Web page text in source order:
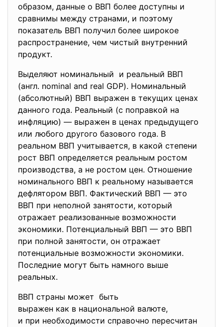
образом, данные о ВВП более доступны и
сравнимы между странами, и поэтому
показатель ВВП получил более широкое
распространение, чем чистый внутренний
продукт.
Выделяют номинальный и реальный ВВП
(англ. nominal and real GDP). Номинальный
(абсолютный) ВВП выражен в текущих ценах
данного года. Реальный (с поправкой на
инфляцию) — выражен в ценах предыдущего
или любого другого базового года. В
реальном ВВП учитывается, в какой степени
рост ВВП определяется реальным ростом
производства, а не ростом цен. Отношение
номинального ВВП к реальному называется
дефлятором ВВП. Фактический ВВП — это
ВВП при неполной занятости, который
отражает реализованные возможности
экономики. Потенциальный ВВП — это ВВП
при полной занятости, он отражает
потенциальные возможности экономики.
Последние могут быть намного выше
реальных.
ВВП страны может быть
выражен как в национальной валюте,
и при необходимости справочно пересчитан